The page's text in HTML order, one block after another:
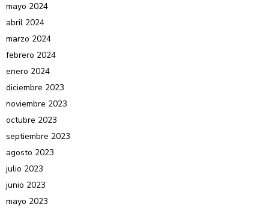
mayo 2024
abril 2024
marzo 2024
febrero 2024
enero 2024
diciembre 2023
noviembre 2023
octubre 2023
septiembre 2023
agosto 2023
julio 2023
junio 2023
mayo 2023